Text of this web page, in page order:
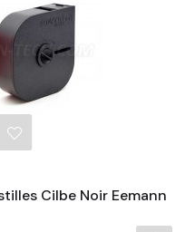
Cilbe Noir Eemann